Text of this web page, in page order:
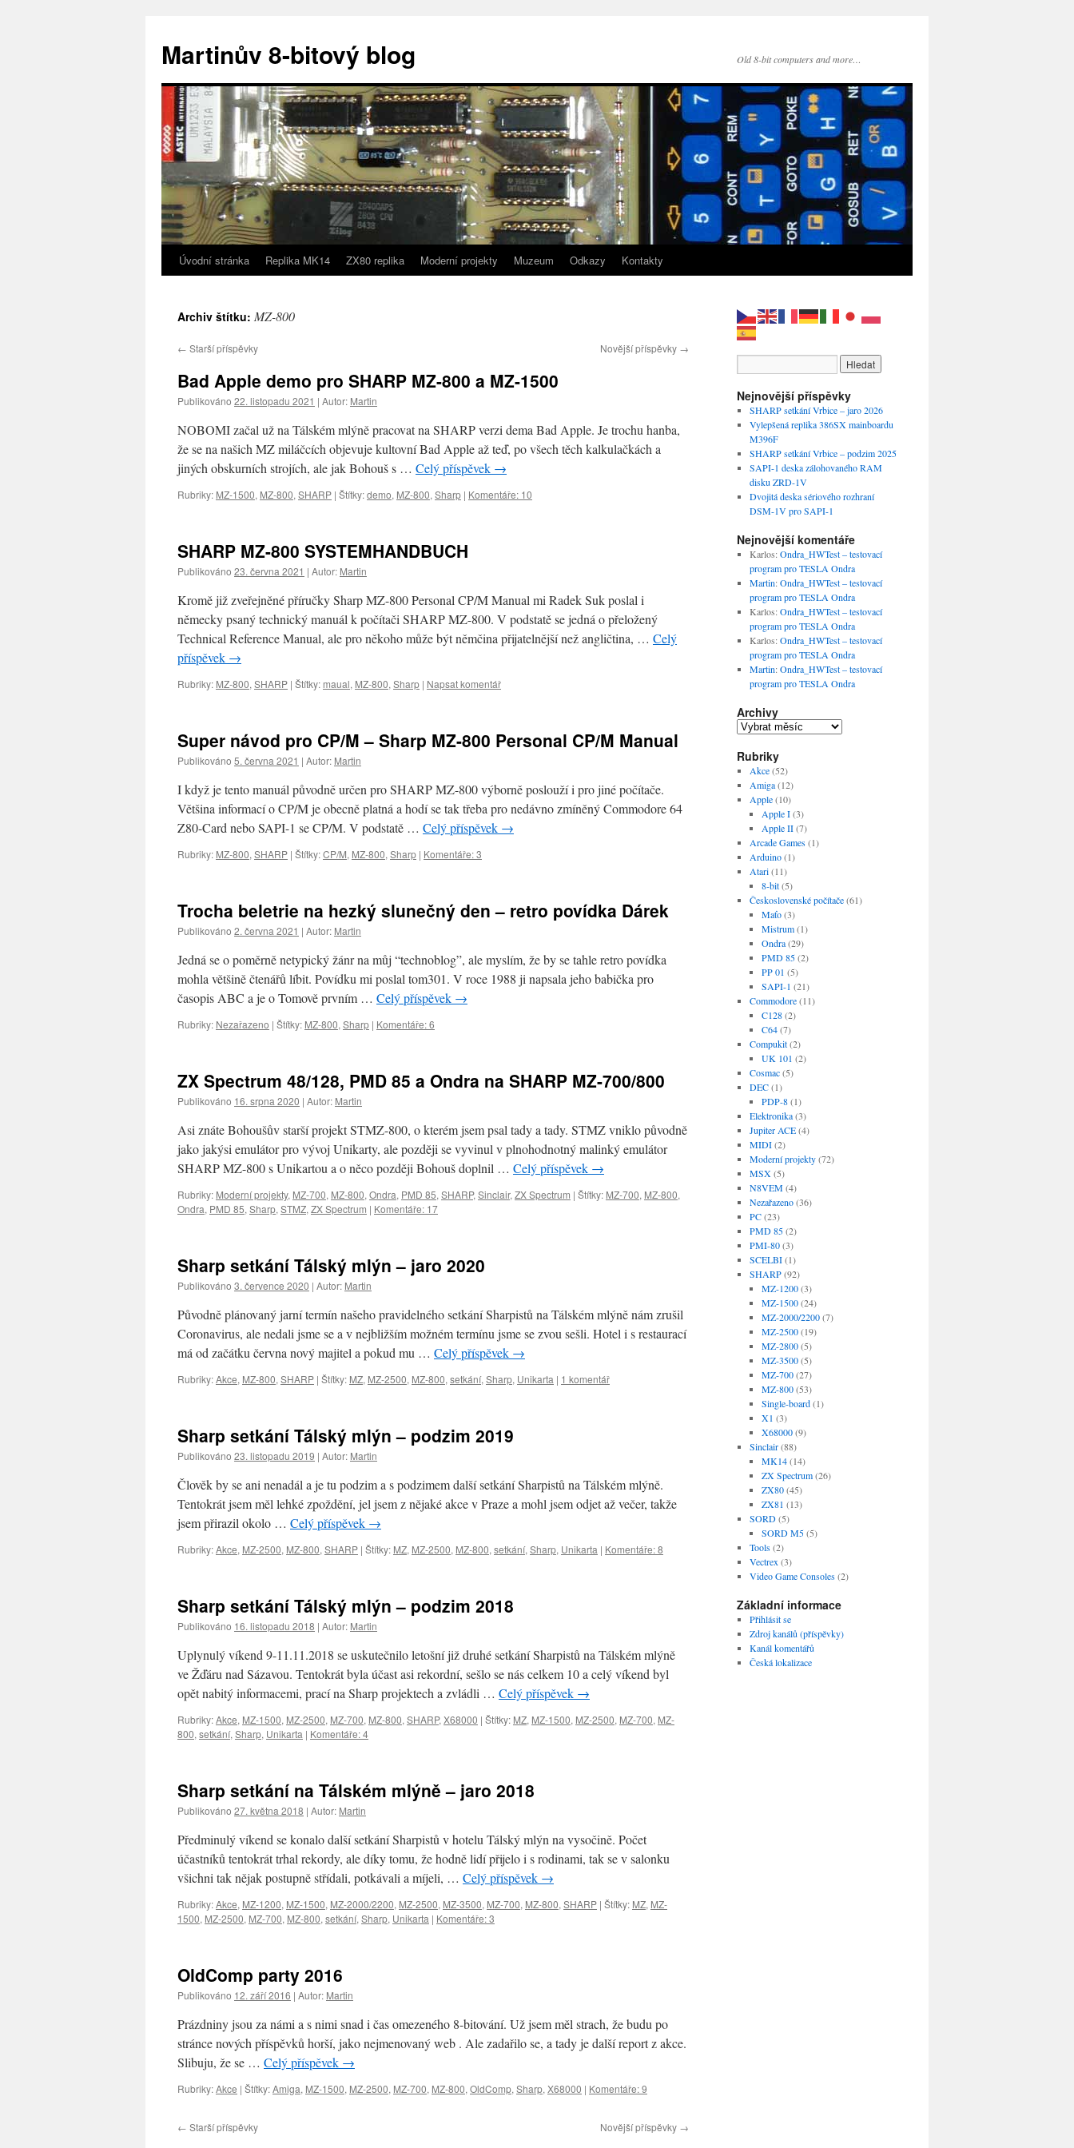
obsahu
webu
Martinův 8-bitový blog Old 8-bit computers and more…
Úvodní stránka Replika MK14 ZX80 replika Moderní projekty Muzeum Odkazy Kontakty
Archiv štítku: MZ-800
← Starší příspěvky Novější příspěvky →
Bad Apple demo pro SHARP MZ-800 a MZ-1500
Publikováno 22. listopadu 2021 | Autor: Martin
NOBOMI začal už na Tálském mlýně pracovat na SHARP verzi dema Bad Apple. Je trochu hanba,
že se na našich MZ miláčcích objevuje kultovní Bad Apple až teď, po všech těch kalkulačkách a
jiných obskurních strojích, ale jak Bohouš s … Celý příspěvek →
Rubriky: MZ-1500, MZ-800, SHARP | Štítky:demo, MZ-800, Sharp | Komentáře: 10
SHARP MZ-800 SYSTEMHANDBUCH
Publikováno 23. června 2021 | Autor: Martin
Kromě již zveřejněné příručky Sharp MZ-800 Personal CP/M Manual mi Radek Suk poslal i
německy psaný technický manuál k počítači SHARP MZ-800. V podstatě se jedná o přeložený
Technical Reference Manual, ale pro někoho může být němčina přijatelnější než angličtina, … Celý
příspěvek →
Rubriky: MZ-800, SHARP | Štítky: maual, MZ-800, Sharp | Napsat komentář
Super návod pro CP/M – Sharp MZ-800 Personal CP/M Manual
Publikováno 5. června 2021 | Autor: Martin
I když je tento manuál původně určen pro SHARP MZ-800 výborně poslouží i pro jiné počítače.
Většina informací o CP/M je obecně platná a hodí se tak třeba pro nedávno zmíněný Commodore 64
Z80-Card nebo SAPI-1 se CP/M. V podstatě … Celý příspěvek →
Rubriky: MZ-800, SHARP | Štítky:CP/M, MZ-800, Sharp | Komentáře: 3
Trocha beletrie na hezký slunečný den – retro povídka Dárek
Publikováno 2. června 2021 | Autor: Martin
Jedná se o poměrně netypický žánr na můj “technoblog”, ale myslím, že by se tahle retro povídka
mohla většině čtenářů líbit. Povídku mi poslal tom301. V roce 1988 ji napsala jeho babička pro
časopis ABC a je o Tomově prvním … Celý příspěvek →
Rubriky: Nezařazeno | Štítky: MZ-800, Sharp | Komentáře: 6
ZX Spectrum 48/128, PMD 85 a Ondra na SHARP MZ-700/800
Publikováno 16. srpna 2020 | Autor: Martin
Asi znáte Bohoušův starší projekt STMZ-800, o kterém jsem psal tady a tady. STMZ vniklo původně
jako jakýsi emulátor pro vývoj Unikarty, ale později se vyvinul v plnohodnotný malinký emulátor
SHARP MZ-800 s Unikartou a o něco později Bohouš doplnil … Celý příspěvek →
Rubriky: Moderní projekty, MZ-700, MZ-800, Ondra, PMD 85, SHARP, Sinclair, ZX Spectrum | Štítky: MZ-700, MZ-800,
Ondra, PMD 85, Sharp, STMZ, ZX Spectrum | Komentáře: 17
Sharp setkání Tálský mlýn – jaro 2020
Publikováno 3. července 2020 | Autor: Martin
Původně plánovaný jarní termín našeho pravidelného setkání Sharpistů na Tálském mlýně nám zrušil
Coronavirus, ale nedali jsme se a v nejbližším možném termínu jsme se zvou sešli. Hotel i s restaurací
má od začátku června nový majitel a pokud mu … Celý příspěvek →
Rubriky:Akce, MZ-800, SHARP | Štítky: MZ, MZ-2500, MZ-800, setkání, Sharp, Unikarta | 1 komentář
Sharp setkání Tálský mlýn – podzim 2019
Publikováno 23. listopadu 2019 | Autor: Martin
Člověk by se ani nenadál a je tu podzim a s podzimem další setkání Sharpistů na Tálském mlýně.
Tentokrát jsem měl lehké zpoždění, jel jsem z nějaké akce v Praze a mohl jsem odjet až večer, takže
jsem přirazil okolo … Celý příspěvek →
Rubriky:Akce, MZ-2500, MZ-800, SHARP | Štítky: MZ, MZ-2500, MZ-800, setkání, Sharp, Unikarta | Komentáře: 8
Sharp setkání Tálský mlýn – podzim 2018
Publikováno 16. listopadu 2018 | Autor: Martin
Uplynulý víkend 9-11.11.2018 se uskutečnilo letošní již druhé setkání Sharpistů na Tálském mlýně
ve Žďáru nad Sázavou. Tentokrát byla účast asi rekordní, sešlo se nás celkem 10 a celý víkend byl
opět nabitý informacemi, prací na Sharp projektech a zvládli … Celý příspěvek →
Rubriky:Akce, MZ-1500, MZ-2500, MZ-700, MZ-800, SHARP, X68000 | Štítky: MZ, MZ-1500, MZ-2500, MZ-700, MZ-
800, setkání, Sharp, Unikarta | Komentáře: 4
Sharp setkání na Tálském mlýně – jaro 2018
Publikováno 27. května 2018 | Autor: Martin
Předminulý víkend se konalo další setkání Sharpistů v hotelu Tálský mlýn na vysočině. Počet
účastníků tentokrát trhal rekordy, ale díky tomu, že hodně lidí přijelo i s rodinami, tak se v salonku
všichni tak nějak postupně střídali, potkávali a míjeli, … Celý příspěvek →
Rubriky:Akce, MZ-1200, MZ-1500, MZ-2000/2200, MZ-2500, MZ-3500, MZ-700, MZ-800, SHARP | Štítky: MZ, MZ-
1500, MZ-2500, MZ-700, MZ-800, setkání, Sharp, Unikarta | Komentáře: 3
OldComp party 2016
Publikováno 12. září 2016 | Autor: Martin
Prázdniny jsou za námi a s nimi snad i čas omezeného 8-bitování. Už jsem měl strach, že budu po
stránce nových příspěvků horší, jako nejmenovaný web . Ale zadařilo se, a tady je další report z akce.
Slibuju, že se … Celý příspěvek →
Rubriky:Akce | Štítky:Amiga, MZ-1500, MZ-2500, MZ-700, MZ-800, OldComp, Sharp, X68000 | Komentáře: 9
← Starší příspěvky Novější příspěvky →
Nejnovější příspěvky
SHARP setkání Vrbice – jaro 2026
Vylepšená replika 386SX mainboardu
M396F
SHARP setkání Vrbice – podzim 2025
SAPI-1 deska zálohovaného RAM
disku ZRD-1V
Dvojitá deska sériového rozhraní
DSM-1V pro SAPI-1
Nejnovější komentáře
Karlos:Ondra_HWTest – testovací
program pro TESLA Ondra
Martin:Ondra_HWTest – testovací
program pro TESLA Ondra
Karlos:Ondra_HWTest – testovací
program pro TESLA Ondra
Karlos:Ondra_HWTest – testovací
program pro TESLA Ondra
Martin:Ondra_HWTest – testovací
program pro TESLA Ondra
Archivy
Archivy
Rubriky
Akce(52)
Amiga(12)
Apple(10)
Apple I(3)
Apple II(7)
Arcade Games(1)
Arduino(1)
Atari(11)
8-bit(5)
Československé počítače(61)
Maťo(3)
Mistrum(1)
Ondra(29)
PMD 85(2)
PP 01 (5)
SAPI-1 (21)
Commodore(11)
C128(2)
C64(7)
Compukit(2)
UK 101 (2)
Cosmac(5)
DEC(1)
PDP-8(1)
Elektronika(3)
Jupiter ACE(4)
MIDI(2)
Moderní projekty(72)
MSX(5)
N8VEM(4)
Nezařazeno(36)
PC(23)
PMD 85(2)
PMI-80(3)
SCELBI(1)
SHARP(92)
MZ-1200(3)
MZ-1500(24)
MZ-2000/2200(7)
MZ-2500(19)
MZ-2800(5)
MZ-3500(5)
MZ-700(27)
MZ-800(53)
Single-board(1)
X1 (3)
X68000(9)
Sinclair(88)
MK14(14)
ZX Spectrum(26)
ZX80(45)
ZX81 (13)
SORD(5)
SORD M5(5)
Tools(2)
Vectrex (3)
Video Game Consoles(2)
Základní informace
Přihlásit se
Zdroj kanálů (příspěvky)
Kanál komentářů
Česká lokalizace